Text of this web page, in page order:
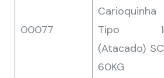
00077
Carioquinha
Tipo 1
(Atacado) SC
60KG